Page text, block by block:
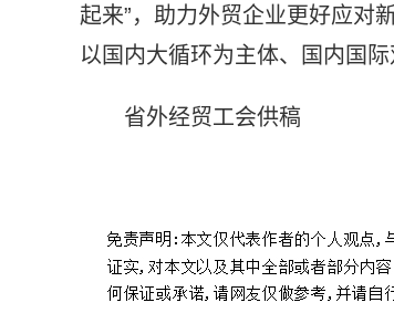
起来”，助力外贸企业更好应对
以国内大循环为主体、国内国
省外经贸工会供稿